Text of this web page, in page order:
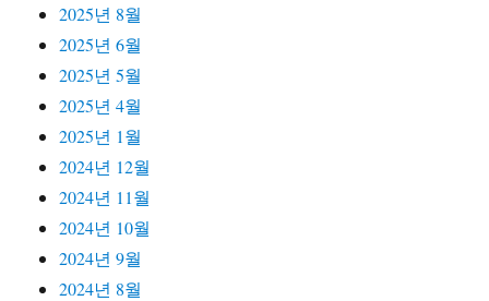
2025년 8월
2025년 6월
2025년 5월
2025년 4월
2025년 1월
2024년 12월
2024년 11월
2024년 10월
2024년 9월
2024년 8월